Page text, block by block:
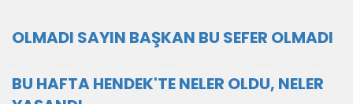
OLMADI SAYIN BAŞKAN BU SEFER OLMADI
BU HAFTA HENDEK'TE NELER OLDU, NELER